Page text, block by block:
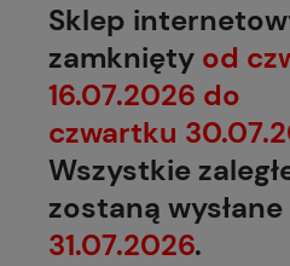
Sklep
zamknięty od
16.07.2026 do
czwartku
Wszystkie
zostaną wysłane
31.07.2026.